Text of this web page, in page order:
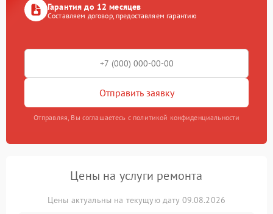
Гарантия до 12 месяцев
Составляем договор, предоставляем гарантию
Отправить заявку
Отправляя, Вы соглашаетесь с политикой конфиденциальности
Цены на услуги ремонта
Цены актуальны на текущую дату 09.08.2026